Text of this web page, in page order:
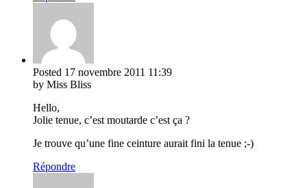
Posted 17 novembre 2011 11:39
by Miss Bliss
Hello,
Jolie tenue, c’est moutarde c’est ça ?
Je trouve qu’une fine ceinture aurait fini la tenue ;-)
Répondre